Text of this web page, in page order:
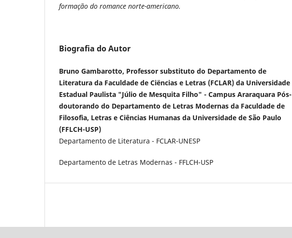
formação do romance norte-americano.
Biografia do Autor
Bruno Gambarotto, Professor substituto do Departamento de
Literatura da Faculdade de Ciëncias e Letras (FCLAR) da Universidade
Estadual Paulista "Júlio de Mesquita Filho" - Campus Araraquara Pós-
doutorando do Departamento de Letras Modernas da Faculdade de
Filosofia, Letras e Ciências Humanas da Universidade de São Paulo
(FFLCH-USP)
Departamento de Literatura - FCLAR-UNESP
Departamento de Letras Modernas - FFLCH-USP